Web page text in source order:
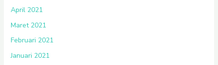
April 2021
Maret 2021
Februari 2021
Januari 2021